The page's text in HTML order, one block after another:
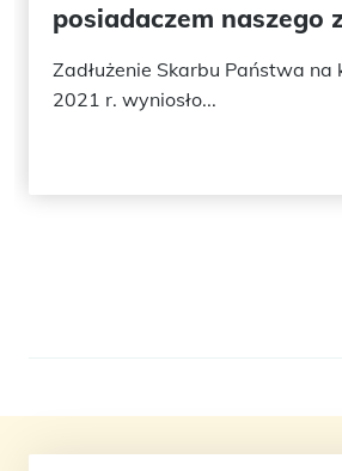
posiadaczem naszego
Zadłużenie Skarbu Państwa na
2021 r. wyniosło...